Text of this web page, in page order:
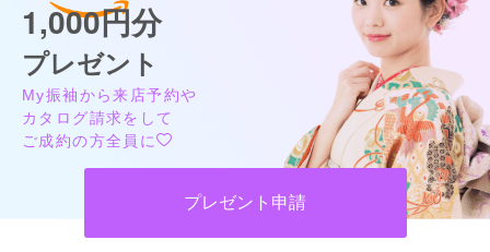
1,000円分
プレゼント
My振袖から来店予約や
カタログ請求をして
ご成約の方全員に
プレゼント申請